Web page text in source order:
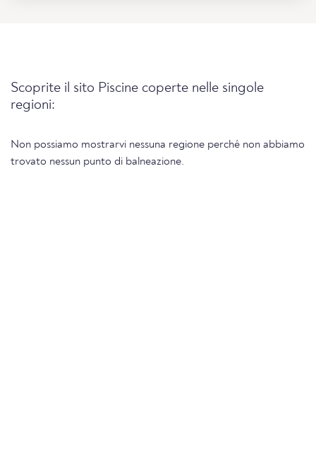
Scoprite il sito Piscine coperte nelle singole
regioni:
Non possiamo mostrarvi nessuna regione perché non abbiamo
trovato nessun punto di balneazione.